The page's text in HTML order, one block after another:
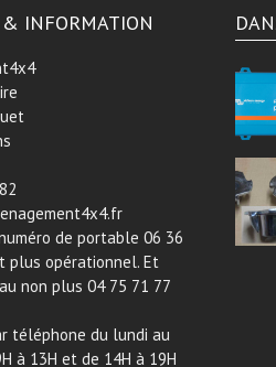
& INFORMATION
de portable 06 36
plus opérationnel. Et
non plus 04 75 71 77
téléphone du lundi au
à 13H et de 14H à 19H